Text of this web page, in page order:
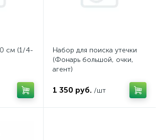
см (1/4-
Набор для поиска утечки
(Фонарь большой, очки,
агент)
1 350 руб. /шт